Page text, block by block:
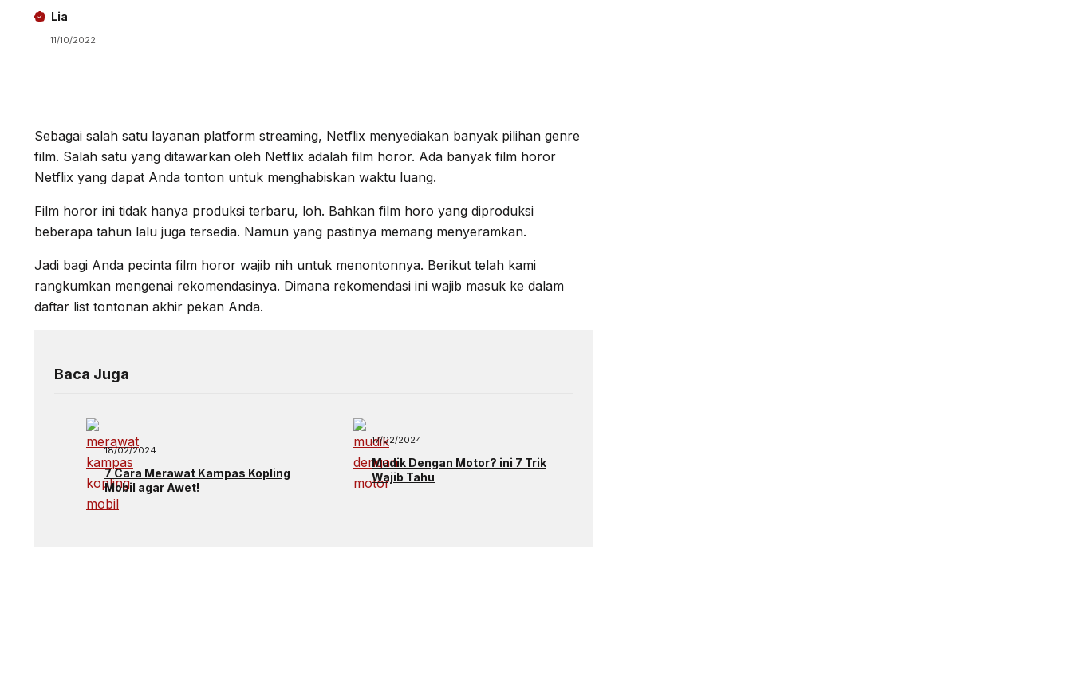
Lia
11/10/2022
Sebagai salah satu layanan platform streaming, Netflix menyediakan banyak pilihan genre
film. Salah satu yang ditawarkan oleh Netflix adalah film horor. Ada banyak film horor
Netflix yang dapat Anda tonton untuk menghabiskan waktu luang.
Film horor ini tidak hanya produksi terbaru, loh. Bahkan film horo yang diproduksi
beberapa tahun lalu juga tersedia. Namun yang pastinya memang menyeramkan.
Jadi bagi Anda pecinta film horor wajib nih untuk menontonnya. Berikut telah kami
rangkumkan mengenai rekomendasinya. Dimana rekomendasi ini wajib masuk ke dalam
daftar list tontonan akhir pekan Anda.
Baca Juga
18/02/2024
7 Cara Merawat Kampas Kopling
Mobil agar Awet!
17/02/2024
Mudik Dengan Motor? ini 7 Trik
Wajib Tahu